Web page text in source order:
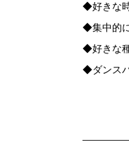
◆好きな
◆集中的
◆好きな
◆ダンス